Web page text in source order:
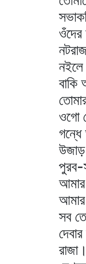
ওঁদের
বাকি
ওগো
পুরব-
সব
রাজা।